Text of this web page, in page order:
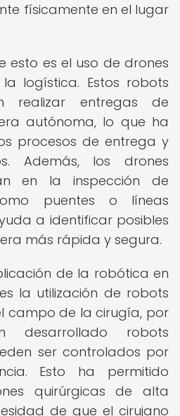
físicamente en el lugar
esto es el uso de drones
logística. Estos robots
realizar entregas de
autónoma, lo que ha
procesos de entrega y
Además, los drones
en la inspección de
puentes o líneas
a identificar posibles
más rápida y segura.
de la robótica en
la utilización de robots
campo de la cirugía, por
desarrollado robots
ser controlados por
Esto ha permitido
quirúrgicas de alta
de que el cirujano